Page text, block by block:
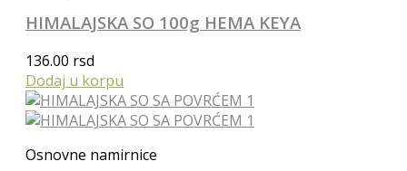
HIMALAJSKA SO 100g HEMA KEYA
136.00 rsd
Dodaj u korpu
Osnovne namirnice